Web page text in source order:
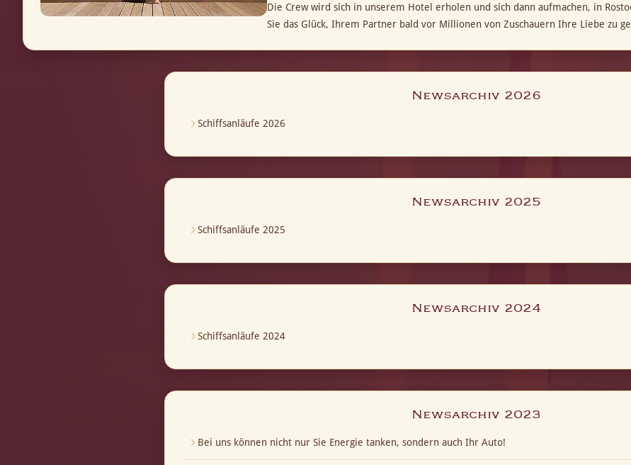
Die Crew wird sich in unserem Hotel erholen und sich dann aufmachen, in
Sie das Glück, Ihrem Partner bald vor Millionen von Zuschauern Ihre Liebe zu
Newsarchiv 2026
Schiffsanläufe 2026
Newsarchiv 2025
Schiffsanläufe 2025
Newsarchiv 2024
Schiffsanläufe 2024
Newsarchiv 2023
Bei uns können nicht nur Sie Energie tanken, sondern auch Ihr Auto!